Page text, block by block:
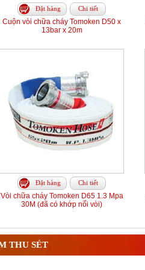
Đặt hàng Chi tiết
Cuộn vòi chữa cháy Tomoken D50 x
13bar x 20m
Đặt hàng Chi tiết
Vòi chữa cháy Tomoken D65 1.3 Mpa
30M (đã có khớp nối vòi)
THU SÉT